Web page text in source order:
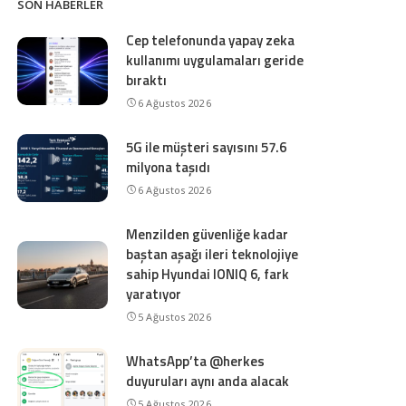
SON HABERLER
Cep telefonunda yapay zeka
kullanımı uygulamaları geride
bıraktı
6 Ağustos 2026
5G ile müşteri sayısını 57.6
milyona taşıdı
6 Ağustos 2026
Menzilden güvenliğe kadar
baştan aşağı ileri teknolojiye
sahip Hyundai IONIQ 6, fark
yaratıyor
5 Ağustos 2026
WhatsApp’ta @herkes
duyuruları aynı anda alacak